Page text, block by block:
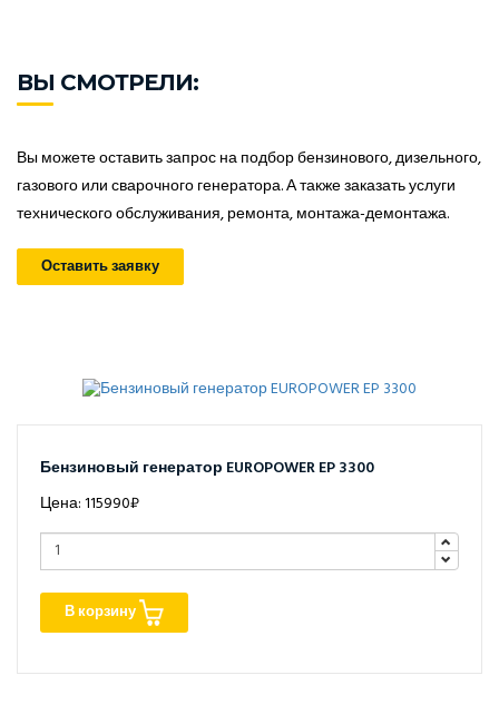
ВЫ СМОТРЕЛИ:
Вы можете оставить запрос на подбор бензинового, дизельного,
газового или сварочного генератора. А также заказать услуги
технического обслуживания, ремонта, монтажа-демонтажа.
Оставить заявку
Бензиновый генератор EUROPOWER EP 3300
Цена: 115990₽
В корзину